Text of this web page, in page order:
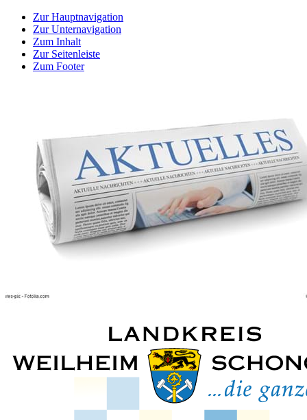
Zur Hauptnavigation
Zur Unternavigation
Zum Inhalt
Zur Seitenleiste
Zum Footer